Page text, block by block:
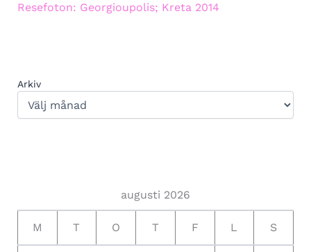
Resefoton: Georgioupolis; Kreta 2014
Arkiv
augusti 2026
M T O T F L S